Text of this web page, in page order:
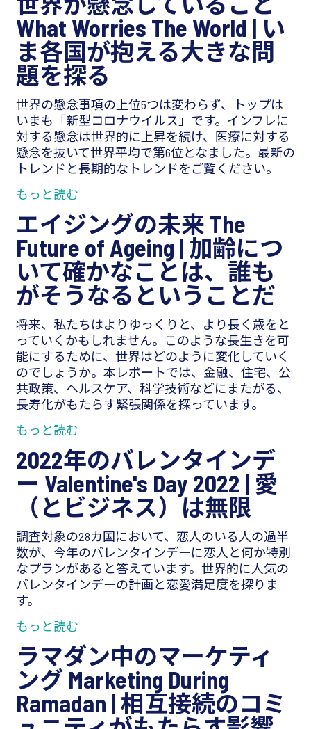
What Worries The World | い
ま各国が抱える大きな問
題を探る
世界の懸念事項の上位5つは変わらず、トップは
いまも「新型コロナウイルス」です。インフレに
対する懸念は世界的に上昇を続け、医療に対する
懸念を抜いて世界平均で第6位となました。最新の
トレンドと長期的なトレンドをご覧ください。
もっと読む
エイジングの未来 The
Future of Ageing | 加齢につ
いて確かなことは、誰も
がそうなるということだ
将来、私たちはよりゆっくりと、より長く歳をと
っていくかもしれません。このような長生きを可
能にするために、世界はどのように変化していく
のでしょうか。本レポートでは、金融、住宅、公
共政策、ヘルスケア、科学技術などにまたがる、
長寿化がもたらす緊張関係を探っています。
もっと読む
2022年のバレンタインデ
ー Valentine's Day 2022 | 愛
（とビジネス）は無限
調査対象の28カ国において、恋人のいる人の過半
数が、今年のバレンタインデーに恋人と何か特別
なプランがあると答えています。世界的に人気の
バレンタインデーの計画と恋愛満足度を探りま
す。
もっと読む
ラマダン中のマーケティ
ング Marketing During
Ramadan |相互接続のコミ